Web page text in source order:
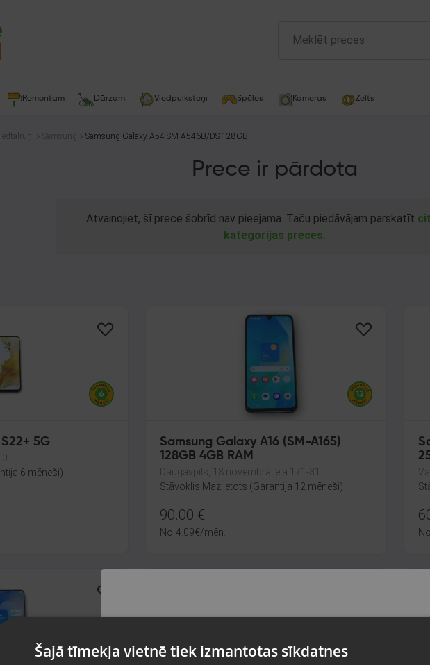
Remontam Dārzam Viedpulksteņi Spēles Kameras Zelts
Samsung Samsung Galaxy A54 SM-A546B/DS 128GB
Prece ir pārdota
Atvainojiet, šī prece šobrīd nav pieejama. Taču piedāvājam parskatīt
kategorijas preces.
5G
6 mēneši)
Samsung Galaxy A16 (SM-A165)
128GB 4GB RAM
Daugavpils, 18.novembra iela 171-31
Stāvoklis Mazlietots (Garantija 12 mēneši)
90.00 €
No 4.09€/mēn. No
valsti
Šajā tīmekļa vietnē tiek izmantotas sīkdatnes